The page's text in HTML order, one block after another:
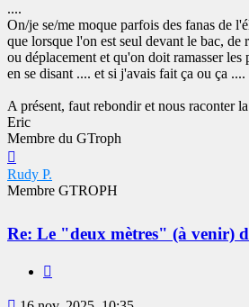
....
On/je se/me moque parfois des fanas de
que lorsque l'on est seul devant le bac, de
ou déplacement et qu'on doit ramasser les
en se disant .... et si j'avais fait ça ou ça ....
A présent, faut rebondir et nous raconter
Eric
Membre du GTroph
Rudy P.
Membre GTROPH
Re: Le "deux mètres" (à venir)
Message